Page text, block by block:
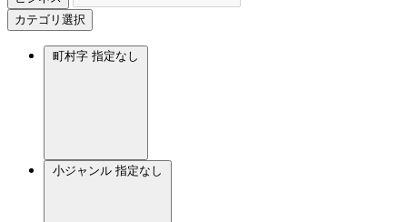
カテゴリ選択
町村字 指定なし
小ジャンル 指定なし